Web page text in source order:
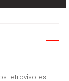
retrovisores.